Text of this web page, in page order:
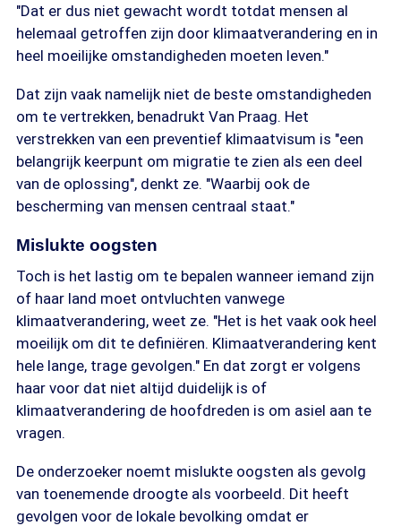
"Dat er dus niet gewacht wordt totdat mensen al
helemaal getroffen zijn door klimaatverandering en in
heel moeilijke omstandigheden moeten leven."
Dat zijn vaak namelijk niet de beste omstandigheden
om te vertrekken, benadrukt Van Praag. Het
verstrekken van een preventief klimaatvisum is "een
belangrijk keerpunt om migratie te zien als een deel
van de oplossing", denkt ze. "Waarbij ook de
bescherming van mensen centraal staat."
Mislukte oogsten
Toch is het lastig om te bepalen wanneer iemand zijn
of haar land moet ontvluchten vanwege
klimaatverandering, weet ze. "Het is het vaak ook heel
moeilijk om dit te definiëren. Klimaatverandering kent
hele lange, trage gevolgen." En dat zorgt er volgens
haar voor dat niet altijd duidelijk is of
klimaatverandering de hoofdreden is om asiel aan te
vragen.
De onderzoeker noemt mislukte oogsten als gevolg
van toenemende droogte als voorbeeld. Dit heeft
gevolgen voor de lokale bevolking omdat er